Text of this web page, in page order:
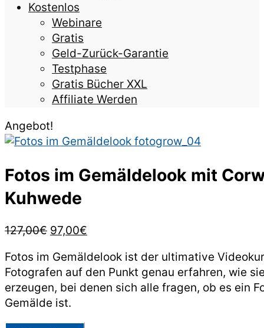
Kostenlos
Webinare
Gratis
Geld-Zurück-Garantie
Testphase
Gratis Bücher XXL
Affiliate Werden
Angebot!
Fotos im Gemäldelook mit
Kuhwede
127,00€ Ursprünglicher
war:
127,00€
97,00€
ist:
97,00€.
Fotos im Gemäldelook ist der ultimative
Fotografen auf den Punkt genau erfahren, wie
erzeugen, bei denen sich alle fragen, ob es ein
Gemälde ist.